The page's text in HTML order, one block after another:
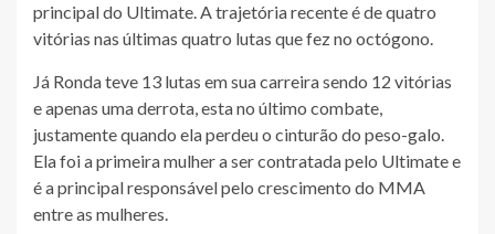
principal do Ultimate. A trajetória recente é de quatro
vitórias nas últimas quatro lutas que fez no octógono.
Já Ronda teve 13 lutas em sua carreira sendo 12 vitórias
e apenas uma derrota, esta no último combate,
justamente quando ela perdeu o cinturão do peso-galo.
Ela foi a primeira mulher a ser contratada pelo Ultimate e
é a principal responsável pelo crescimento do MMA
entre as mulheres.